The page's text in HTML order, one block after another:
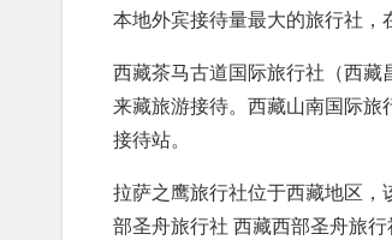
本地外宾接待量最大的旅行社，
西藏茶马古道国际旅行社（西
来藏旅游接待。西藏山南国际
接待站。
拉萨之鹰旅行社位于西藏地区
部圣舟旅行社 西藏西部圣舟旅